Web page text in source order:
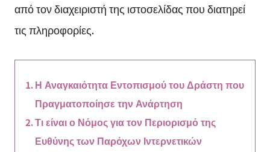
από τον διαχειριστή της ιστοσελίδας που διατηρεί
τις πληροφορίες.
Η Αναγκαιότητα Εντοπισμού του Δράστη που
Πραγματοποίησε την Ανάρτηση
Τι είναι ο Νόμος για τον Περιορισμό της
Ευθύνης των Παρόχων Ιντερνετικών